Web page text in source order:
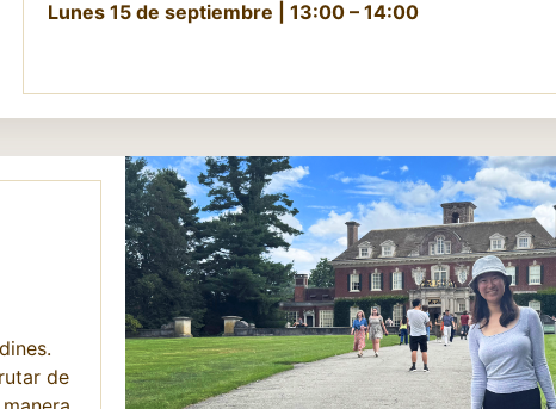
Lunes 15 de septiembre | 13:00 – 14:00
de